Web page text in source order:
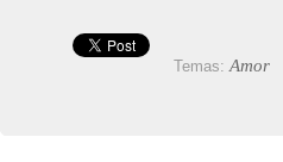
Temas: Amor